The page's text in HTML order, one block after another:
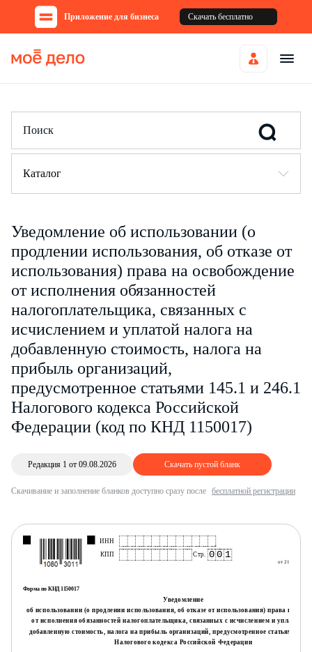
Приложение для бизнеса Скачать бесплатно
Каталог
Уведомление об использовании (о
продлении использования, об отказе от
использования) права на освобождение
от исполнения обязанностей
налогоплательщика, связанных с
исчислением и уплатой налога на
добавленную стоимость, налога на
прибыль организаций,
предусмотренное статьями 145.1 и 246.1
Налогового кодекса Российской
Федерации (код по КНД 1150017)
Редакция 1 от 09.08.2026 Скачать пустой бланк
Скачивание и заполнение бланков доступно сразу после бесплатной регистрации
ИНН
от 21.10.2024
КПП Стр. 0 0 1
Форма по КНД 1150017
Уведомление
об использовании (о продлении использования, об отказе от использования) права на
от исполнения обязанностей налогоплательщика, связанных с исчислением и уплатой
добавленную стоимость, налога на прибыль организаций, предусмотренное статьями
Налогового кодекса Российской Федерации